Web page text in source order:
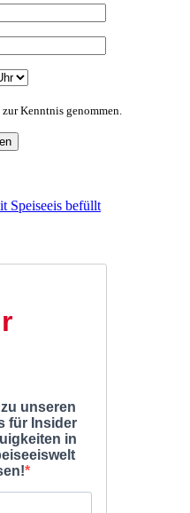
zur Kenntnis genommen.